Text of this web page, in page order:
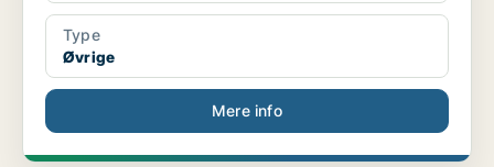
Type
Øvrige
Mere info